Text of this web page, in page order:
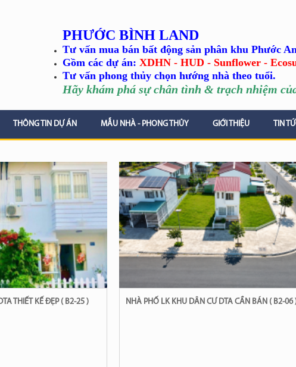
PHƯỚC BÌNH LAND
Tư vấn mua bán bất động sản phân khu Phước
Gồm các dự án: XDHN - HUD - Sunflower -
Tư vấn phong thủy chọn hướng nhà theo tuổi.
Hãy khám phá sự chân tình & trạch nhiệm
THÔNG TIN DỰ ÁN MẪU NHÀ - PHONG THỦY GIỚI THIỆU TIN
THIẾT KẾ ĐẸP ( B2-25 ) NHÀ PHỐ LK KHU DÂN CƯ DTA CẦN BÁN ( B2-06